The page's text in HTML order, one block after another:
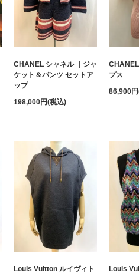
CHANEL シャネル ｜ジャ
ケット＆パンツ セットア
ップ
198,000円(税込)
プス
86,900
Louis Vuitton ルイヴィト Louis